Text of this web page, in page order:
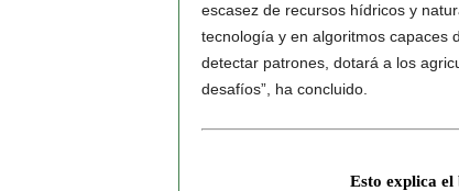
escasez de recursos hídricos y
tecnología y en algoritmos capaces
detectar patrones, dotará a los
desafíos”, ha concluido.
Esto explica el